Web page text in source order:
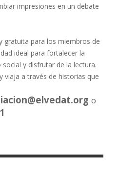
impresiones en un debate
gratuita para los miembros de
ideal para fortalecer la
y disfrutar de la lectura.
viaja a través de historias que
o